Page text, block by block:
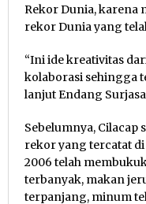
Rekor Dunia, karena
rekor Dunia yang
“Ini ide kreativitas
kolaborasi sehingga
lanjut Endang
Sebelumnya, Cilacap
rekor yang tercatat di
2006 telah
terbanyak, makan
terpanjang, minum